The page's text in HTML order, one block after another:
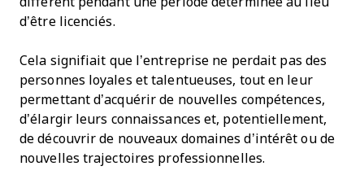
d’être licenciés.
Cela signifiait que l’entreprise ne perdait pas des
personnes loyales et talentueuses, tout en leur
permettant d’acquérir de nouvelles compétences,
d’élargir leurs connaissances et, potentiellement,
de découvrir de nouveaux domaines d’intérêt ou de
nouvelles trajectoires professionnelles.